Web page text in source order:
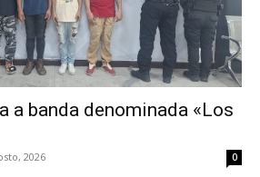
a banda denominada «Los
2026 0